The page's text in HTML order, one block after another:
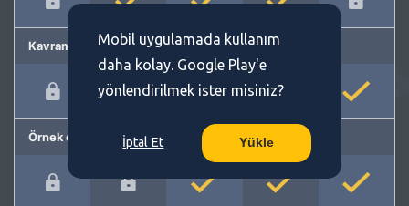
Kavram önerme
Örnek cümleler
Mobil uygulamada kullanım
daha kolay. Google Play'e
yönlendirilmek ister misiniz?
İptal Et Yükle